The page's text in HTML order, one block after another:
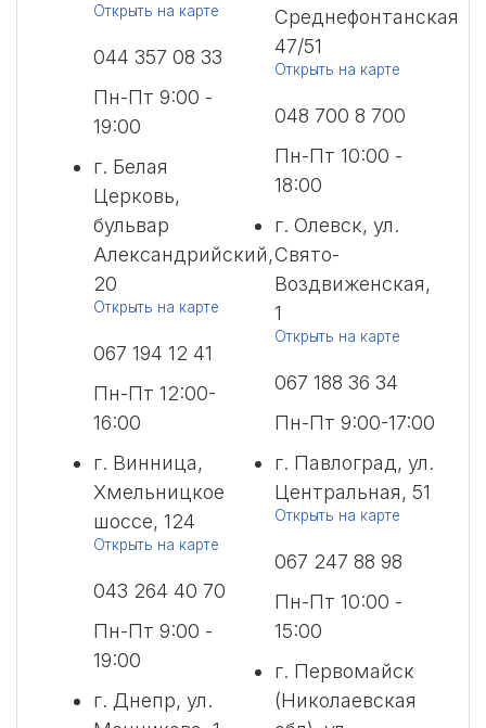
Открыть на карте
044 357 08 33
Пн-Пт 9:00 -
19:00
г. Белая
Церковь,
бульвар
Александрийский,
20
Открыть на карте
067 194 12 41
Пн-Пт 12:00-
16:00
г. Винница,
Хмельницкое
шоссе, 124
Открыть на карте
043 264 40 70
Пн-Пт 9:00 -
19:00
г. Днепр, ул.
Среднефонтанская
47/51
Открыть на карте
048 700 8 700
Пн-Пт 10:00 -
18:00
г. Олевск, ул.
Свято-
Воздвиженская,
1
Открыть на карте
067 188 36 34
Пн-Пт 9:00-17:00
г. Павлоград, ул.
Центральная, 51
Открыть на карте
067 247 88 98
Пн-Пт 10:00 -
15:00
г. Первомайск
(Николаевская